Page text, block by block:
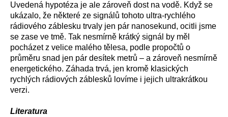
Uvedená hypotéza je ale zároveň dost na vodě. Když se
ukázalo, že některé ze signálů tohoto ultra-rychlého
rádiového záblesku trvaly jen pár nanosekund, ocitli jsme
se zase ve tmě. Tak nesmírně krátký signál by měl
pocházet z velice malého tělesa, podle propočtů o
průměru snad jen pár desítek metrů – a zároveň nesmírně
energetického. Záhada trvá, jen kromě klasických
rychlých rádiových záblesků lovíme i jejich ultrakrátkou
verzi.
Literatura